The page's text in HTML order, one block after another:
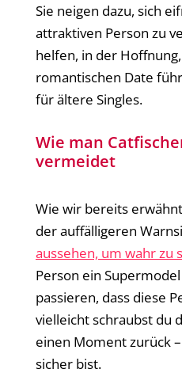
Sie neigen dazu, sich
attraktiven Person zu
helfen, in der
romantischen Date
für ältere Singles.
Wie man
vermeidet
Wie wir bereits
der auffälligeren
aussehen, um wahr zu
Person ein
passieren, dass diese
vielleicht schraubst du
einen Moment zurück
sicher bist.